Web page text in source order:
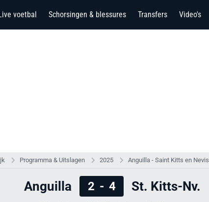
voetbal Schorsingen & blessures Transfers Video's
Programma & Uitslagen 2025 Anguilla - Saint Kitts en Nevis
Anguilla 2 - 4 St. Kitts-Nv.